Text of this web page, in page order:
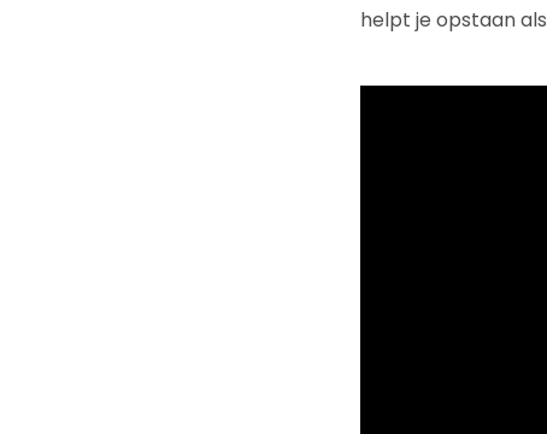
helpt je opstaan